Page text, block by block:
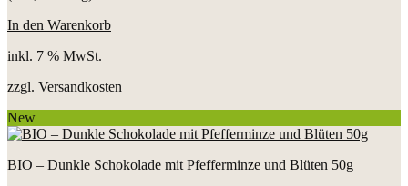
In den Warenkorb
inkl. 7 % MwSt.
zzgl. Versandkosten
New
BIO – Dunkle Schokolade mit Pfefferminze und Blüten 50g